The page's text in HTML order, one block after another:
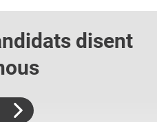
disent